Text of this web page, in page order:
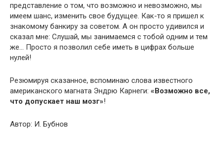
представление о том, что возможно и невозможно, мы
имеем шанс, изменить свое будущее. Как-то я пришел к
знакомому банкиру за советом. А он просто удивился и
сказал мне: Слушай, мы занимаемся с тобой одним и тем
же… Просто я позволил себе иметь в цифрах больше
нулей!
Резюмируя сказанное, вспоминаю слова известного
американского магната Эндрю Карнеги: «Возможно все,
что допускает наш мозг»!
Автор: И. Бубнов